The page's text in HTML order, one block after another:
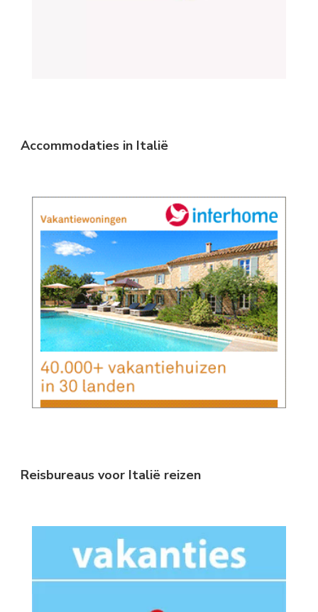
Accommodaties in Italië
Reisbureaus voor Italië reizen